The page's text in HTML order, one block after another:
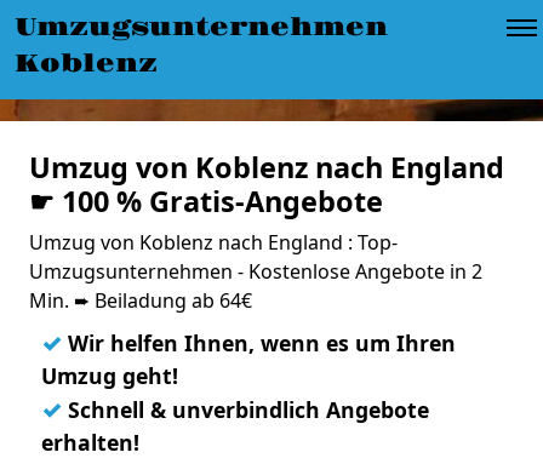
Umzugsunternehmen
Koblenz
Umzug von Koblenz nach England
☛ 100 % Gratis-Angebote
Umzug von Koblenz nach England : Top-
Umzugsunternehmen - Kostenlose Angebote in 2
Min. ➨ Beiladung ab 64€
✓ Wir helfen Ihnen, wenn es um Ihren
Umzug geht!
✓ Schnell & unverbindlich Angebote
erhalten!